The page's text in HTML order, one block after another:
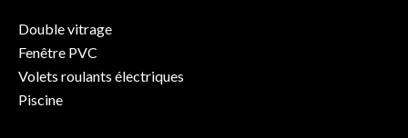
Double vitrage
Fenêtre PVC
Volets roulants électriques
Piscine